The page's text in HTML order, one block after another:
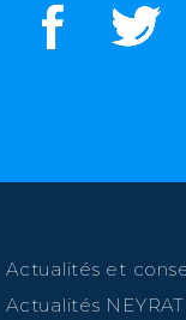
Actualités et
Actualités